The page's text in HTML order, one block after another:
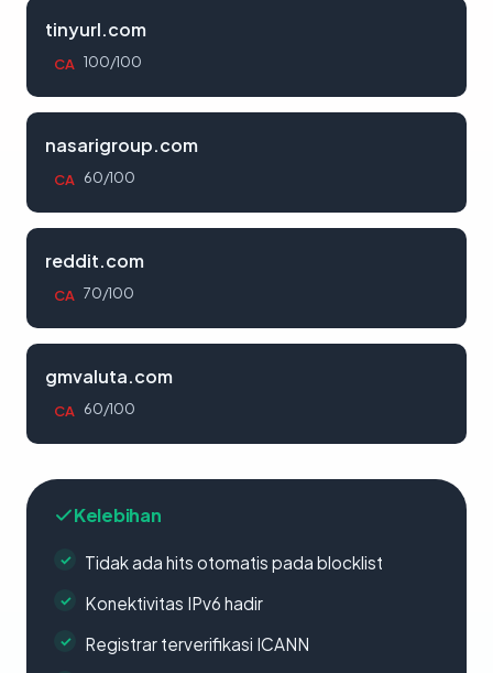
tinyurl.com
CA 100/100
nasarigroup.com
CA 60/100
reddit.com
CA 70/100
gmvaluta.com
CA 60/100
Kelebihan
Tidak ada hits otomatis pada blocklist
Konektivitas IPv6 hadir
Registrar terverifikasi ICANN